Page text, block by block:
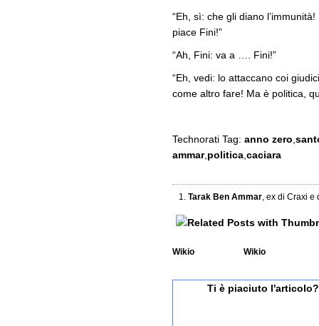
“Eh, sì: che gli diano
piace Fini!”
“Ah, Fini: va a …. Fini!”
“Eh, vedi: lo attaccano coi
come altro fare! Ma è politica,
Technorati Tag: anno zero
ammar, politica caciara
Tarak Ben Ammar, ex di Craxi
Wikio Wikio
Ti è piaciuto